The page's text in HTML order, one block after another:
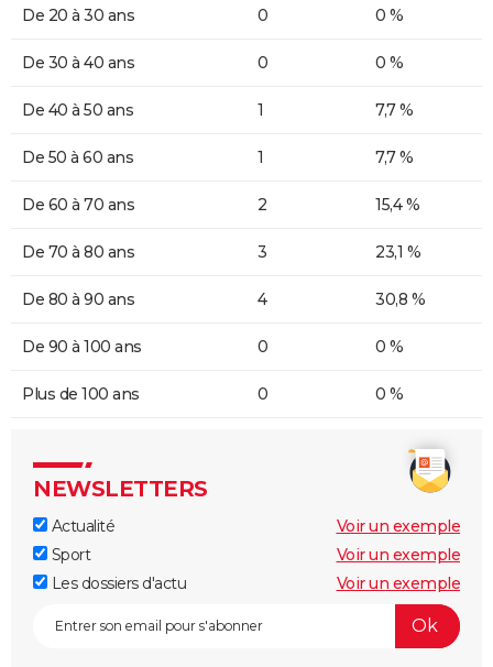
De 20 à 30 ans 0 0 %
De 30 à 40 ans 0 0 %
De 40 à 50 ans 1 7,7 %
De 50 à 60 ans 1 7,7 %
De 60 à 70 ans 2 15,4 %
De 70 à 80 ans 3 23,1 %
De 80 à 90 ans 4 30,8 %
De 90 à 100 ans 0 0 %
Plus de 100 ans 0 0 %
NEWSLETTERS
Actualité
Voir un exemple
Sport
Voir un exemple
Les dossiers d'actu
Voir un exemple